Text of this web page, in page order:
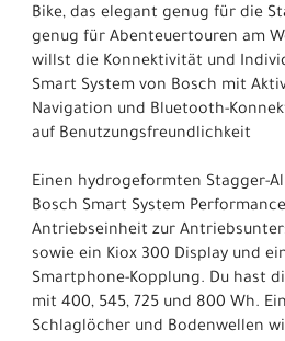
Bike, das elegant genug für die
genug für Abenteuertouren am
willst die Konnektivität und
Smart System von Bosch mit
Navigation und Bluetooth-
auf Benutzungsfreundlichkeit
Einen hydrogeformten Stagger-
Bosch Smart System
Antriebseinheit zur
sowie ein Kiox 300 Display und
Smartphone-Kopplung. Du hast
mit 400, 545, 725 und 800 Wh.
Schlaglöcher und Bodenwellen